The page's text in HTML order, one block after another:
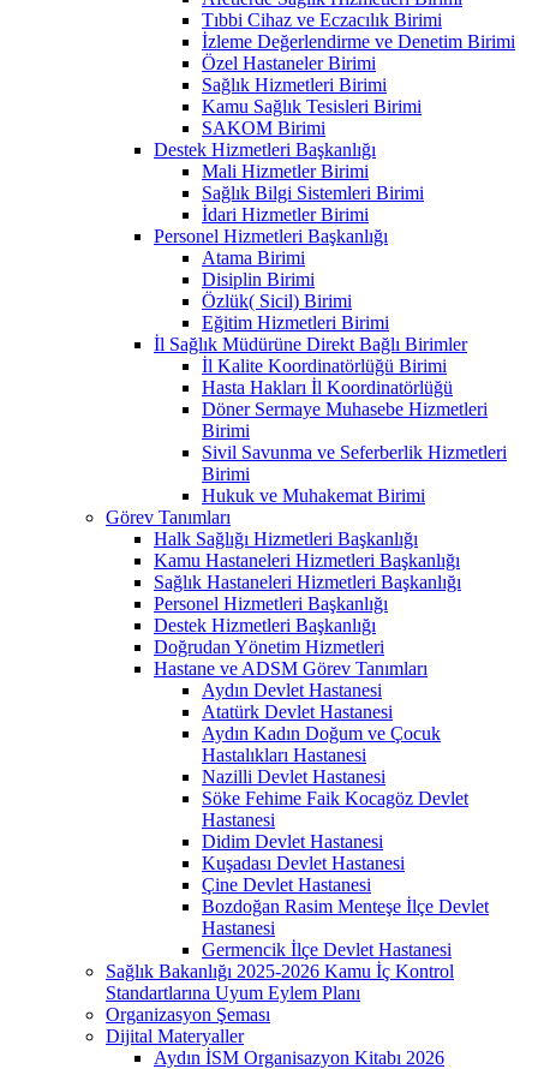
Tıbbi Cihaz ve Eczacılık Birimi
İzleme Değerlendirme ve Denetim Birimi
Özel Hastaneler Birimi
Sağlık Hizmetleri Birimi
Kamu Sağlık Tesisleri Birimi
SAKOM Birimi
Destek Hizmetleri Başkanlığı
Mali Hizmetler Birimi
Sağlık Bilgi Sistemleri Birimi
İdari Hizmetler Birimi
Personel Hizmetleri Başkanlığı
Atama Birimi
Disiplin Birimi
Özlük( Sicil) Birimi
Eğitim Hizmetleri Birimi
İl Sağlık Müdürüne Direkt Bağlı Birimler
İl Kalite Koordinatörlüğü Birimi
Hasta Hakları İl Koordinatörlüğü
Döner Sermaye Muhasebe Hizmetleri
Birimi
Sivil Savunma ve Seferberlik Hizmetleri
Birimi
Hukuk ve Muhakemat Birimi
Görev Tanımları
Halk Sağlığı Hizmetleri Başkanlığı
Kamu Hastaneleri Hizmetleri Başkanlığı
Sağlık Hastaneleri Hizmetleri Başkanlığı
Personel Hizmetleri Başkanlığı
Destek Hizmetleri Başkanlığı
Doğrudan Yönetim Hizmetleri
Hastane ve ADSM Görev Tanımları
Aydın Devlet Hastanesi
Atatürk Devlet Hastanesi
Aydın Kadın Doğum ve Çocuk
Hastalıkları Hastanesi
Nazilli Devlet Hastanesi
Söke Fehime Faik Kocagöz Devlet
Hastanesi
Didim Devlet Hastanesi
Kuşadası Devlet Hastanesi
Çine Devlet Hastanesi
Bozdoğan Rasim Menteşe İlçe Devlet
Hastanesi
Germencik İlçe Devlet Hastanesi
Sağlık Bakanlığı 2025-2026 Kamu İç Kontrol
Standartlarına Uyum Eylem Planı
Organizasyon Şeması
Dijital Materyaller
Aydın İSM Organisazyon Kitabı 2026